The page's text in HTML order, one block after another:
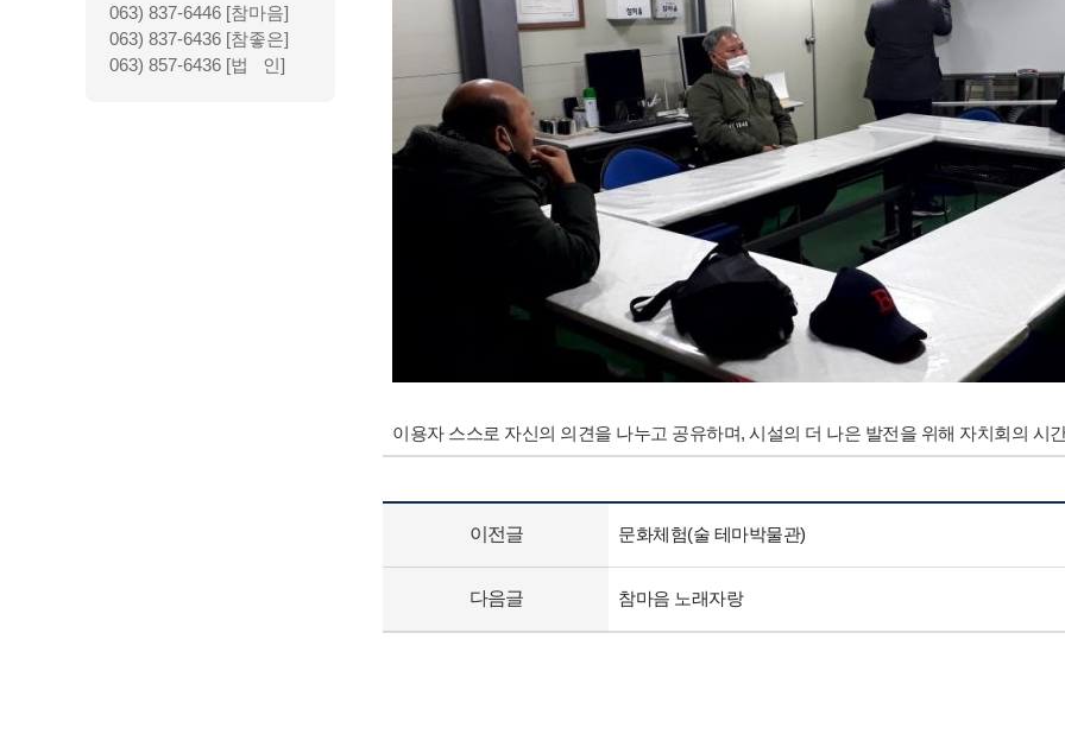
063) 837-6446 [참마음]
063) 837-6436 [참좋은]
063) 857-6436 [법 인]
이용자 스스로 자신의 의견을 나누고 공유하며, 시설의 더 나은 발전을 위해 자치회의 시
이전글 문화체험(술 테마박물관)
다음글 참마음 노래자랑